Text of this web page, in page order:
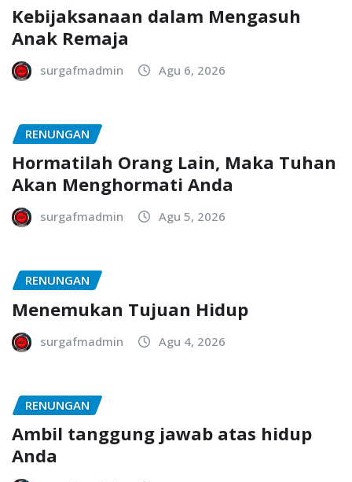
Kebijaksanaan dalam Mengasuh
Anak Remaja
surgafmadmin Agu 6, 2026
RENUNGAN
Hormatilah Orang Lain, Maka Tuhan
Akan Menghormati Anda
surgafmadmin Agu 5, 2026
RENUNGAN
Menemukan Tujuan Hidup
surgafmadmin Agu 4, 2026
RENUNGAN
Ambil tanggung jawab atas hidup
Anda